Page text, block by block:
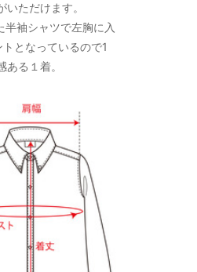
ただけます。
袖シャツで左胸に入
となっているので1
る１着。